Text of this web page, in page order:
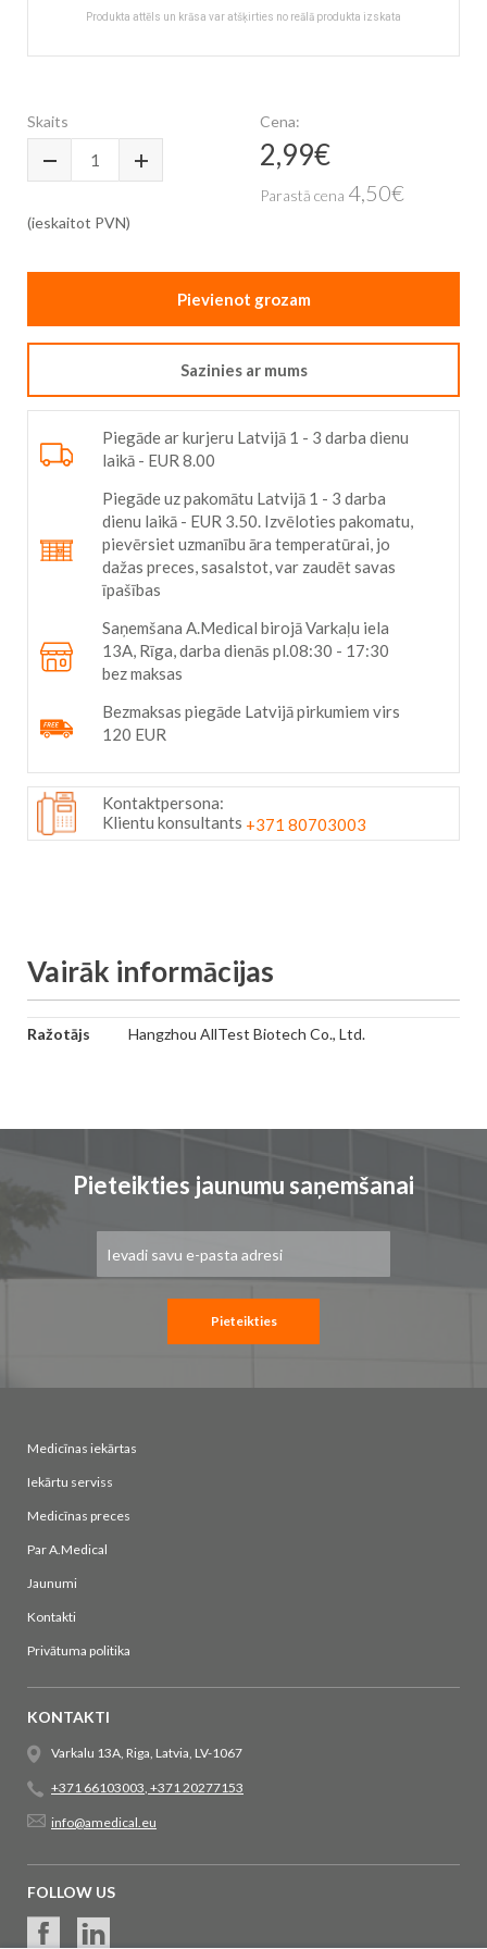
Skaits
Cena:
Īpaša
cena
2,99€
Parastā cena 4,50€
(ieskaitot PVN)
Pievienot grozam
Sazinies ar mums
Piegāde ar kurjeru Latvijā 1 - 3 darba dienu
laikā - EUR 8.00
Piegāde uz pakomātu Latvijā 1 - 3 darba
dienu laikā - EUR 3.50. Izvēloties pakomatu,
pievērsiet uzmanību āra temperatūrai, jo
dažas preces, sasalstot, var zaudēt savas
īpašības
Saņemšana A.Medical birojā Varkaļu iela
13A, Rīga, darba dienās pl.08:30 - 17:30
bez maksas
Bezmaksas piegāde Latvijā pirkumiem virs
120 EUR
Kontaktpersona:
Klientu konsultants +371 80703003
Produkta attēls un krāsa var atšķirties no reālā produkta izskata
beginning
gallery
Vairāk informācijas
Vairāk
Ražotājs Hangzhou AllTest Biotech Co., Ltd.
Pieteikties jaunumu saņemšanai
saņemšanai:
Pieteikties
Medicīnas iekārtas
Iekārtu serviss
Medicīnas preces
Par A.Medical
Jaunumi
Kontakti
Privātuma politika
KONTAKTI
Varkalu 13A, Riga, Latvia, LV-1067
+371 66103003, +371 20277153
info@amedical.eu
FOLLOW US